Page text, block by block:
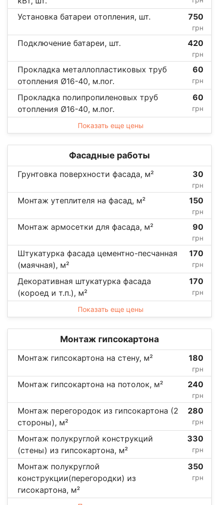
Установка батареи отопления, шт. 750
грн
Подключение батареи, шт. 420
грн
Прокладка металлопластиковых труб
отопления Ø16-40, м.пог.
60
грн
Прокладка полипропиленовых труб
отопления Ø16-40, м.пог.
60
грн
Показать еще цены
Фасадные работы
Грунтовка поверхности фасада, м² 30
грн
Монтаж утеплителя на фасад, м² 150
грн
Монтаж армосетки для фасада, м² 90
грн
Штукатурка фасада цементно-песчанная
(маячная), м²
170
грн
Декоративная штукатурка фасада
(короед и т.п.), м²
170
грн
Показать еще цены
Монтаж гипсокартона
Монтаж гипсокартона на стену, м² 180
грн
Монтаж гипсокартона на потолок, м² 240
грн
Монтаж перегородок из гипсокартона (2
стороны), м²
280
грн
Монтаж полукруглой конструкций
(стены) из гипсокартона, м²
330
грн
Монтаж полукруглой
конструкции(перегородки) из
гисокартона, м²
350
грн